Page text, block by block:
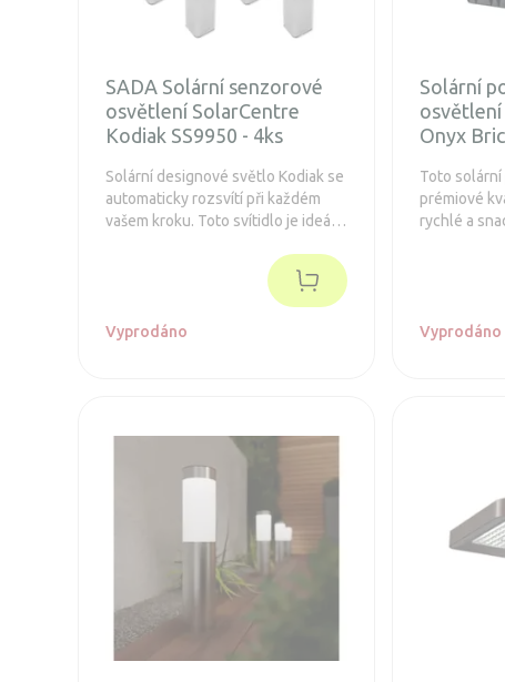
SADA Solární senzorové
osvětlení SolarCentre
Kodiak SS9950 - 4ks
Solární designové světlo Kodiak se
automaticky rozsvítí při každém
vašem kroku. Toto svítidlo je ideální
zavést klasické svítidla napájené
Vyprodáno
Solární
Onyx
Toto
prémiové
rychlé a
Vyprodáno